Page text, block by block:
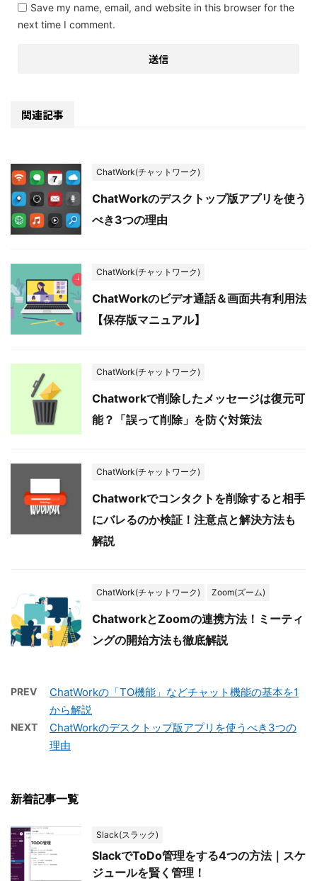
Save my name, email, and website in this browser for the
next time I comment.
関連記事
ChatWork(チャットワーク)
ChatWorkのデスクトップ版アプリを使う
べき3つの理由
ChatWork(チャットワーク)
ChatWorkのビデオ通話＆画面共有利用法
【保存版マニュアル】
ChatWork(チャットワーク)
Chatworkで削除したメッセージは復元可
能？「誤って削除」を防ぐ対策法
ChatWork(チャットワーク)
Chatworkでコンタクトを削除すると相手
にバレるのか検証！注意点と解決方法も
解説
ChatWork(チャットワーク) Zoom(ズーム)
ChatworkとZoomの連携方法！ミーティ
ングの開始方法も徹底解説
PREV
ChatWorkの「TO機能」などチャット機能の基本を1
から解説
NEXT
ChatWorkのデスクトップ版アプリを使うべき3つの
理由
新着記事一覧
Slack(スラック)
SlackでToDo管理をする4つの方法｜スケ
ジュールを賢く管理！